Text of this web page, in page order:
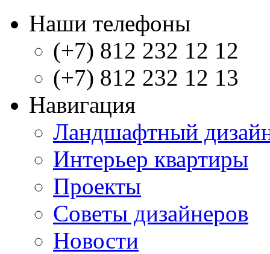
Наши телефоны
(+7) 812 232 12 12
(+7) 812 232 12 13
Навигация
Ландшафтный
Интерьер квартиры
Проекты
Советы дизайнеров
Новости